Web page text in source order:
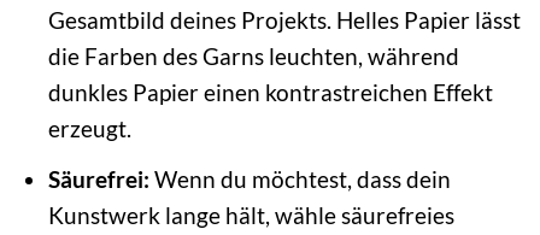
Gesamtbild deines Projekts. Helles Papier lässt
die Farben des Garns leuchten, während
dunkles Papier einen kontrastreichen Effekt
erzeugt.
Säurefrei: Wenn du möchtest, dass dein
Kunstwerk lange hält, wähle säurefreies